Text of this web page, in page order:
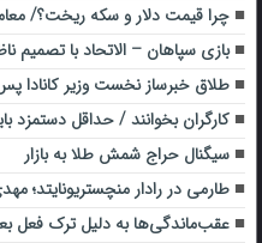
چرا قیمت دلار و سکه ریخت؟/
بازی سپاهان – الاتحاد با تصمیم
طلاق خبرساز نخست وزیر کانادا پس از ۱۸ سال زندگی
کارگران بخوانند / حداقل دستمزد
سیگنال حراج شمش طلا به بازار
طارمی در رادار منچستریونایتد؛
عقب‌ماندگی‌ها به دلیل ترک فعل